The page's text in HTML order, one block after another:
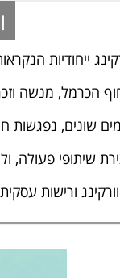
ייחודיות
הכרמל, מנשה
שיתופי פעולה,
ורישות